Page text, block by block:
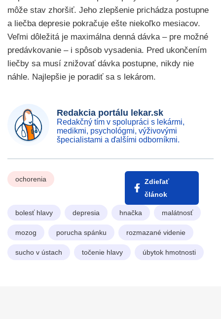
môže stav zhoršiť. Jeho zlepšenie prichádza postupne
a liečba depresie pokračuje ešte niekoľko mesiacov.
Veľmi dôležitá je maximálna denná dávka – pre možné
predávkovanie – i spôsob vysadenia. Pred ukončením
liečby sa musí znižovať dávka postupne, nikdy nie
náhle. Najlepšie je poradiť sa s lekárom.
Redakcia portálu lekar.sk
Redakčný tím v spolupráci s lekármi,
medikmi, psychológmi, výživovými
špecialistami a ďalšími odborníkmi.
ochorenia
Zdieľať
článok
bolesť hlavy depresia hnačka malátnosť
mozog porucha spánku rozmazané videnie
sucho v ústach točenie hlavy úbytok hmotnosti